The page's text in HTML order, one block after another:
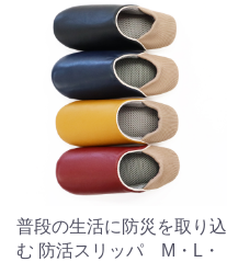
普段の生活に防災を取り込
む 防活スリッパ M・L・